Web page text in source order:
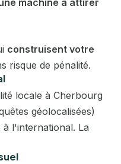
machine à attirer
construisent votre
risque de pénalité.
locale à Cherbourg
géolocalisées)
l'international. La